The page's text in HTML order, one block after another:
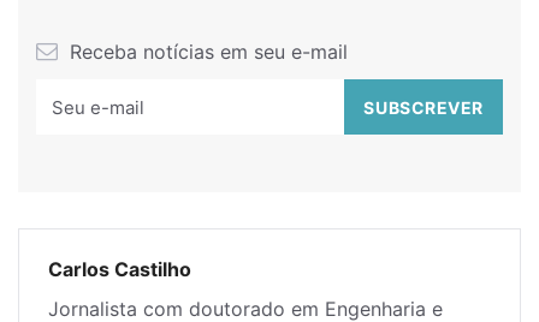
Receba notícias em seu e-mail
Carlos Castilho
Jornalista com doutorado em Engenharia e